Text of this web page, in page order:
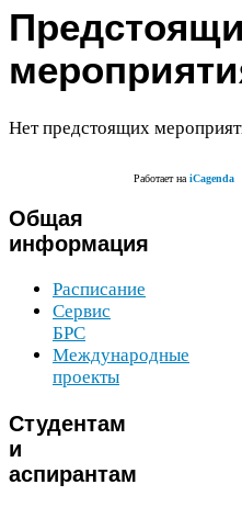
Нет предстоящих
Работает наiCa­genda
Общая
информация
Расписание
Сервис
БРС
Международные
проекты
Студентам
и
аспирантам